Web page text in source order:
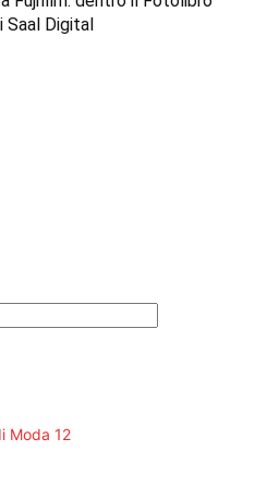
Digital
Moda 12